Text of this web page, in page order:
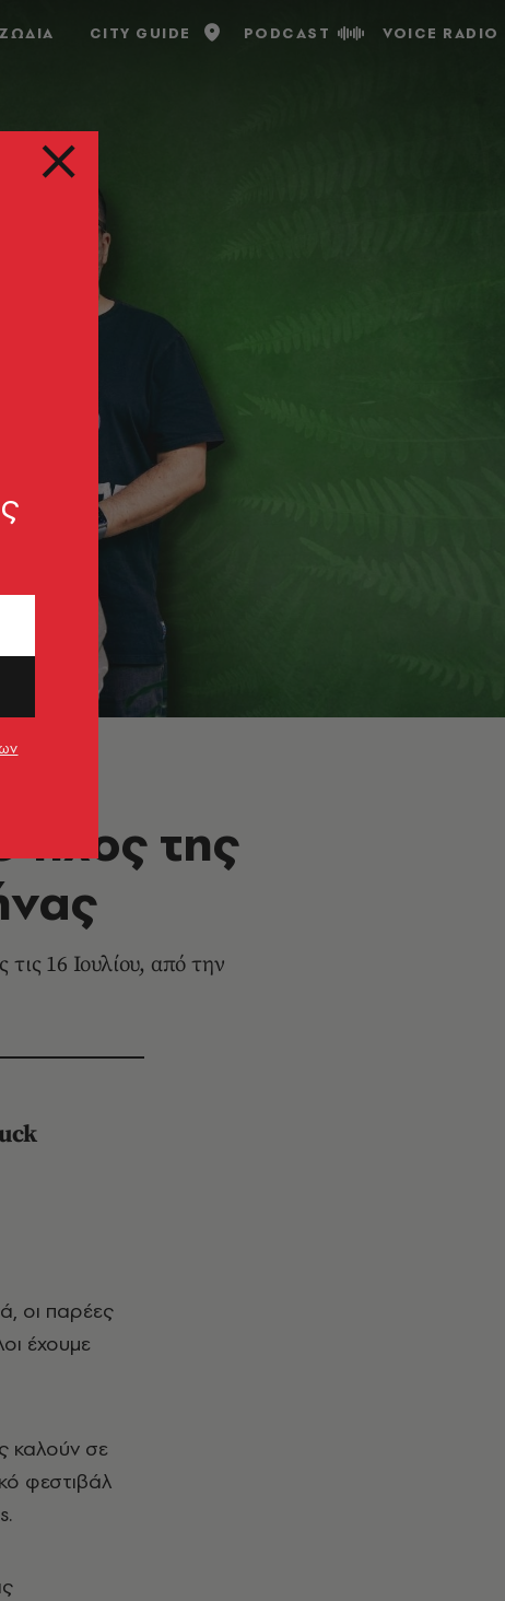
ΖΩΔΙΑ CITY GUIDE PODCAST VOICE RADIO
ήχος της
16 Ιουλίου, από την
έχουμε
καλούν σε
φεστιβάλ